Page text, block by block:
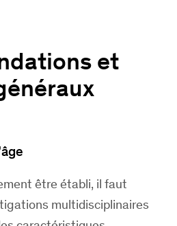
et
être établi, il faut
multidisciplinaires